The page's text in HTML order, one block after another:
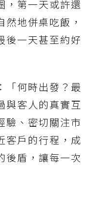
，第一天或許還
地併桌吃飯，
後一天甚至約好
「何時出發？最
與客人的真實互
驗、密切關注市
客戶的行程，成
後盾，讓每一次